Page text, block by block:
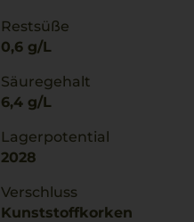
Restsüße
0,6 g/L
Säuregehalt
6,4 g/L
Lagerpotential
2028
Verschluss
Kunststoffkorken